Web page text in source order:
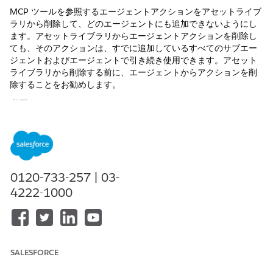
MCP ツールを参照するエージェントアクションをアセットライブ
ラリから削除して、どのエージェントにも追加できないようにし
ます。アセットライブラリからエージェントアクションを削除し
ても、そのアクションは、すでに追加しているすべてのサブエー
ジェントおよびエージェントで引き続き使用できます。アセット
ライブラリから削除する前に、エージェントからアクションを削
除することをお勧めします。
必要なエディション
使用可能なインターフェース: Lightning Experience
使用可能なエディション:
要なアドオンライセンスはエージェント種別によって異なりま
す。
必要なユーザー権限
理する
0120-733-257 | 03-
4222-1000
SALESFORCE